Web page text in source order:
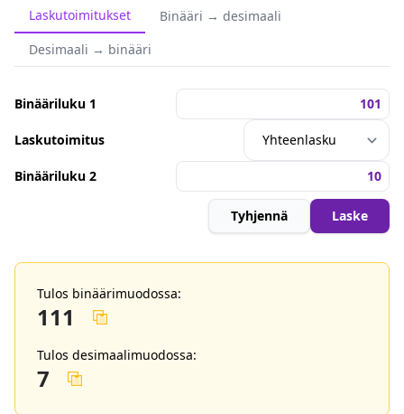
Laskutoimitukset
Binääri → desimaali
Desimaali → binääri
Binääriluku 1
Laskutoimitus
Binääriluku 2
Tyhjennä Laske
Tulos binäärimuodossa:
111
Tulos desimaalimuodossa:
7